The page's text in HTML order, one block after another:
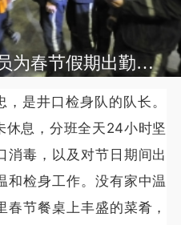
兴安矿保卫科检身人员为春节假期出勤人员进行测温检身
是井口检身队的队长。
休息，分班全天24小时坚
消毒，以及对节日期间出
和检身工作。没有家中温
节餐桌上丰盛的菜肴，